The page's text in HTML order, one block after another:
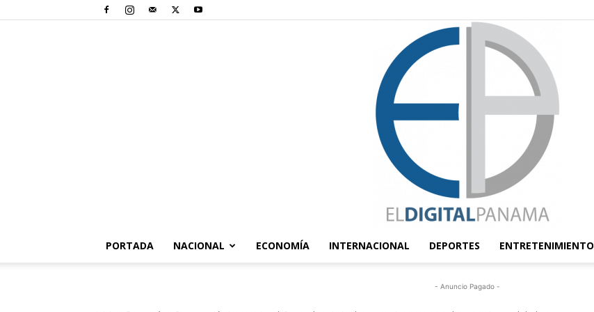
PORTADA NACIONAL ECONOMÍA INTERNACIONAL DEPORTES ENTRETENIMIENTO
- Anuncio Pagado -